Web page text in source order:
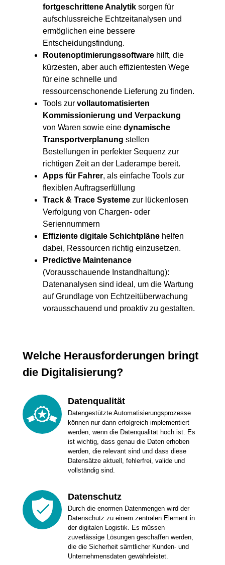
fortgeschrittene Analytik sorgen für
aufschlussreiche Echtzeitanalysen und
ermöglichen eine bessere
Entscheidungsfindung.
Routenoptimierungssoftware hilft, die
kürzesten, aber auch effizientesten Wege
für eine schnelle und
ressourcenschonende Lieferung zu finden.
Tools zur vollautomatisierten
Kommissionierung und Verpackung
von Waren sowie eine dynamische
Transportverplanung stellen
Bestellungen in perfekter Sequenz zur
richtigen Zeit an der Laderampe bereit.
Apps für Fahrer, als einfache Tools zur
flexiblen Auftragserfüllung
Track & Trace Systeme zur lückenlosen
Verfolgung von Chargen- oder
Seriennummern
Effiziente digitale Schichtpläne helfen
dabei, Ressourcen richtig einzusetzen.
Predictive Maintenance
(Vorausschauende Instandhaltung):
Datenanalysen sind ideal, um die Wartung
auf Grundlage von Echtzeitüberwachung
vorausschauend und proaktiv zu gestalten.
Welche Herausforderungen bringt
die Digitalisierung?
Datenqualität
Datengestützte Automatisierungsprozesse
können nur dann erfolgreich implementiert
werden, wenn die Datenqualität hoch ist. Es
ist wichtig, dass genau die Daten erhoben
werden, die relevant sind und dass diese
Datensätze aktuell, fehlerfrei, valide und
vollständig sind.
Datenschutz
Durch die enormen Datenmengen wird der
Datenschutz zu einem zentralen Element in
der digitalen Logistik. Es müssen
zuverlässige Lösungen geschaffen werden,
die die Sicherheit sämtlicher Kunden- und
Unternehmensdaten gewährleistet.